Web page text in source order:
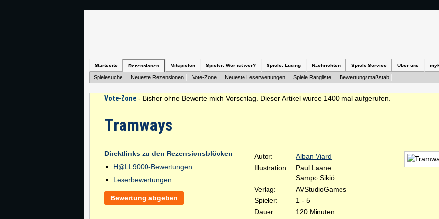
Startseite Rezensionen Mitspielen Spieler: Wer ist wer? Spiele: Luding Nachrichten Spiele-Service Über uns
Spielesuche Neueste Rezensionen Vote-Zone Neueste Leserwertungen Spiele Rangliste Bewertungsmaßstab
Vote-Zone - Bisher ohne Bewerte mich Vorschlag. Dieser Artikel wurde 1400 mal aufgerufen.
Tramways
Direktlinks zu den Rezensionsblöcken
H@LL9000-Bewertungen
Leserbewertungen
Bewertung abgeben
Autor:
Alban Viard
Illustration:
Paul Laane
Sampo Sikiö
Verlag:
AVStudioGames
Spieler:
1 - 5
Dauer:
120 Minuten